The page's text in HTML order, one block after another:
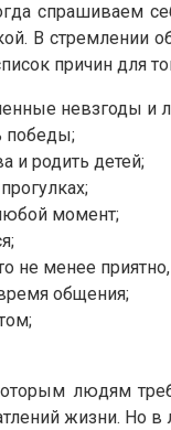
спрашиваем
В стремлении
причин для
невзгоды и
победы;
и родить детей;
момент;
не менее
общения;
людям
жизни.